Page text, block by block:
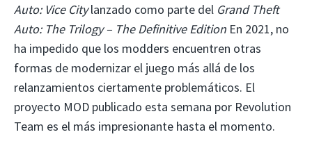
Auto: Vice Citylanzado como parte del Grand Theft
Auto: The Trilogy – The Definitive Edition En 2021, no
ha impedido que los modders encuentren otras
formas de modernizar el juego más allá de los
relanzamientos ciertamente problemáticos. El
proyecto MOD publicado esta semana por Revolution
Team es el más impresionante hasta el momento.